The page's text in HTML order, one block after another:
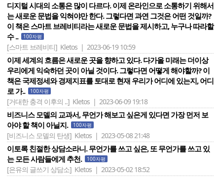
디지털 시대의 소통은 많이 다르다. 이제 온라인으로 소통하기 위해서
는 새로운 문법을 익혀야만 한다. 그렇다면 과연 그것은 어떤 것일까?
이 책은 스마트 브레비티라는 새로운 문법을 제시하고, 누구나 따라할
수 ..
100자평
[스마트 브레비티] Kletos | 2023-06-19 10:59
이제 세계의 흐름은 새로운 곳을 향하고 있다. 다가올 미래는 더이상
우리에게 익숙하던 곳이 아닐 것이다. 그렇다면 어떻게 해야할까? 이
책은 국제정세와 경제지표를 토대로 현재 우리가 어디에 있는지, 어디
로 가..
100자평
[거대한 충격 이후의 ..] Kletos | 2023-06-09 19:18
비즈니스 모델의 교과서, 무언가 해보고 싶은게 있다면 가장 먼저 보
아야 할 책이 아닐지.
100자평
[비즈니스 모델의 탄생] Kletos | 2023-05-08 21:48
이토록 친절한 상담소라니. 무언가를 쓰고 싶은, 또 무언가를 쓰고 있
는 모든 사람들에게 추천.
100자평
[은유의 글쓰기 상담소] Kletos | 2023-05-02 18:52